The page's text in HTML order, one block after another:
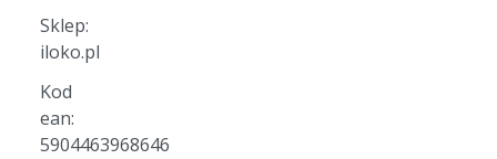
Sklep:
iloko.pl
Kod
ean:
5904463968646